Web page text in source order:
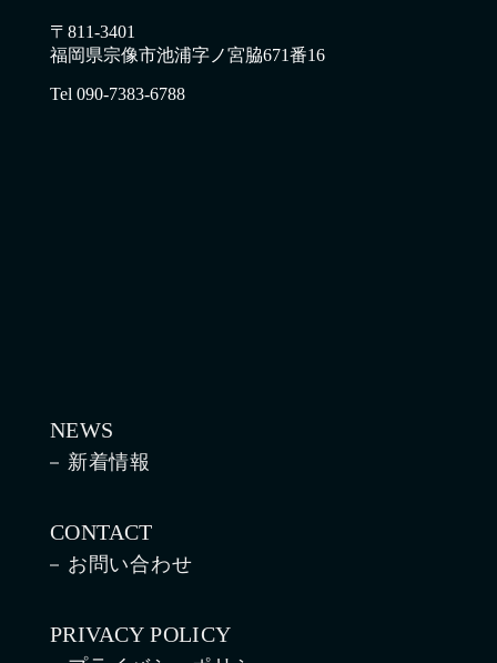
〒811-3401
福岡県宗像市池浦字ノ宮脇671番16
Tel 090-7383-6788
NEWS
新着情報
CONTACT
お問い合わせ
PRIVACY POLICY